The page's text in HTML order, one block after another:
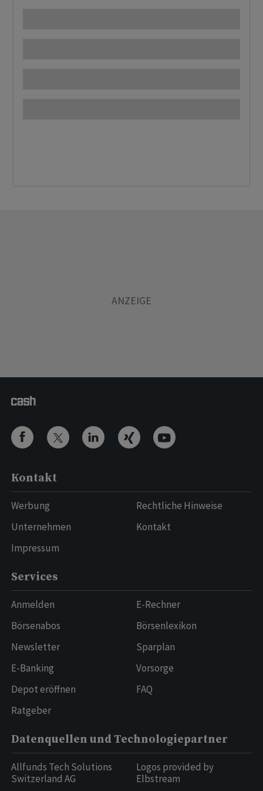
Kontakt
Werbung
Unternehmen
Impressum
Rechtliche Hinweise
Kontakt
Services
Anmelden
Börsenabos
Newsletter
E-Banking
Depot eröffnen
Ratgeber
E-Rechner
Börsenlexikon
Sparplan
Vorsorge
FAQ
Datenquellen und Technologiepartner
Allfunds Tech Solutions
Switzerland AG
Logos provided by
Elbstream